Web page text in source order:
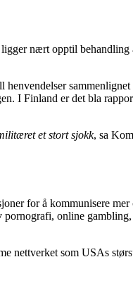
nært opptil
I Finland er det bla
et stort sjokk, sa
for å kommunisere
pornografi, online
nettverket som USAs